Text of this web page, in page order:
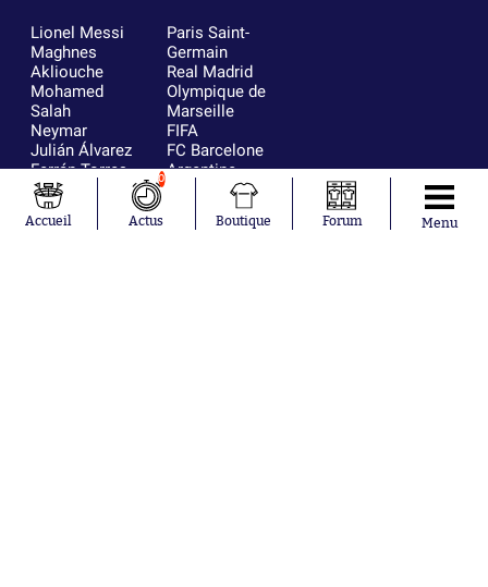
Lionel Messi
Maghnes
Akliouche
Mohamed
Salah
Neymar
Julián Álvarez
Ferrán Torres
Kilian Corredor
Franco
Mastantuono
Paris Saint-
Germain
Real Madrid
Olympique de
Marseille
FIFA
FC Barcelone
Argentine
Olympique
AS Monaco
Accueil
0
Actus Boutique Forum Menu